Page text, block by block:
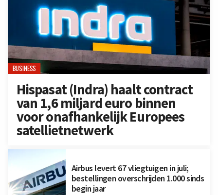
BUSINESS
Hispasat (Indra) haalt contract
van 1,6 miljard euro binnen
voor onafhankelijk Europees
satellietnetwerk
Airbus levert 67 vliegtuigen in juli;
bestellingen overschrijden 1.000 sinds
begin jaar